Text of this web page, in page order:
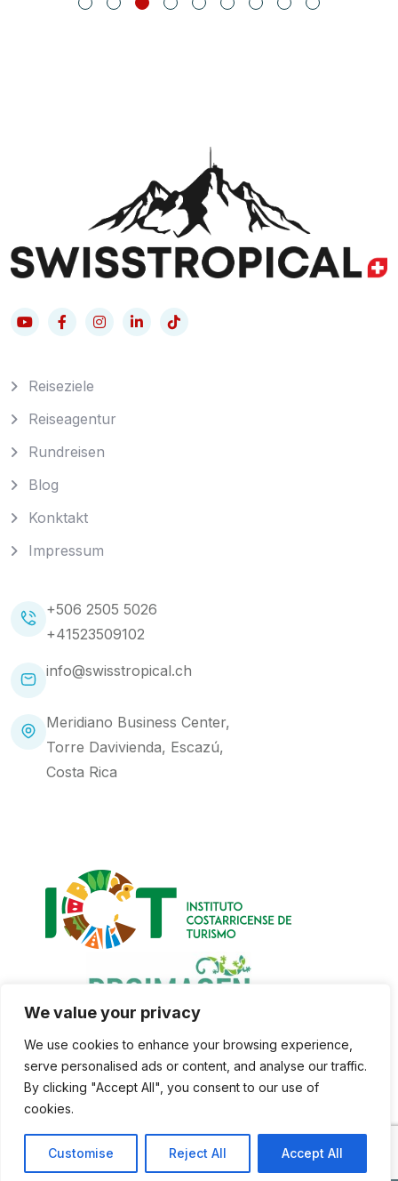
We value your privacy
We use cookies to enhance your browsing experience,
serve personalised ads or content, and analyse our traffic.
By clicking "Accept All", you consent to our use of
cookies.
Customise Reject All Accept All
Reiseziele
Reiseagentur
Rundreisen
Blog
Konktakt
Impressum
+506 2505 5026
+41523509102
info@swisstropical.ch
Meridiano Business Center,
Torre Davivienda, Escazú,
Costa Rica
Copyright 2025. All Rights Reserved. Smartgo360